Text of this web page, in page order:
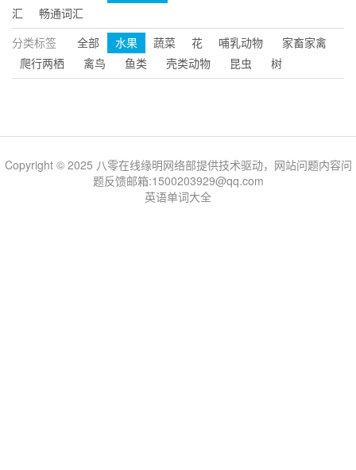
汇
畅通词汇
分类标签 全部 水果 蔬菜 花 哺乳动物
家畜家禽
爬行两栖
禽鸟 鱼类 壳类动物 昆虫 树
Copyright © 2025 八零在线缘明网络部提供技术驱动，网站问题内容问
题反馈邮箱:1500203929@qq.com
英语单词大全